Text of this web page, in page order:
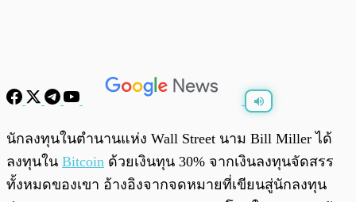
พร้อมเล่น 0:00
นักลงทุนในตำนานแห่ง Wall Street นาม Bill Miller ได้
ลงทุนใน Bitcoin ด้วยเงินทุน 30% จากเงินลงทุนจัดสรร
ทั้งหมดของเขา อ้างอิงจากจดหมายที่เขียนสู่นักลงทุน